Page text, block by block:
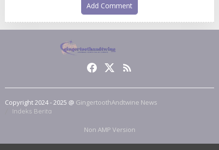
Add Comment
Copyright 2024 - 2025 @ GingertoothAndtwine News
Indeks Berita
Non AMP Version